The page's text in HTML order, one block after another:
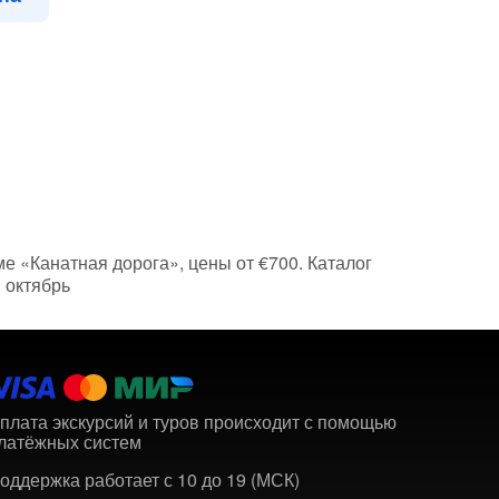
дорога», цены от €700. Каталог
экскурсий и туров происходит с помощью
систем
работает с 10 до 19 (МСК)